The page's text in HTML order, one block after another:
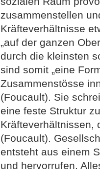
zusammenstellen
Kräfteverhältnisse
„auf der ganzen
durch die kleinsten
sind somit „eine
Zusammenstösse
(Foucault). Sie
eine feste Struktur
Kräfteverhältnissen,
(Foucault).
entsteht aus einem
und hervorrufen.